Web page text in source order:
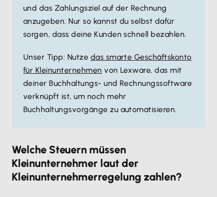
und das Zahlungsziel auf der Rechnung
anzugeben. Nur so kannst du selbst dafür
sorgen, dass deine Kunden schnell bezahlen.
Unser Tipp: Nutze das smarte Geschäftskonto
für Kleinunternehmen von Lexware, das mit
deiner Buchhaltungs- und Rechnungssoftware
verknüpft ist, um noch mehr
Buchhaltungsvorgänge zu automatisieren.
Welche Steuern müssen
Kleinunternehmer laut der
Kleinunternehmerregelung zahlen?